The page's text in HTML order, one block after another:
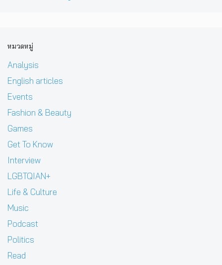
หมวดหมู่
Analysis
English articles
Events
Fashion & Beauty
Games
Get To Know
Interview
LGBTQIAN+
Life & Culture
Music
Podcast
Politics
Read